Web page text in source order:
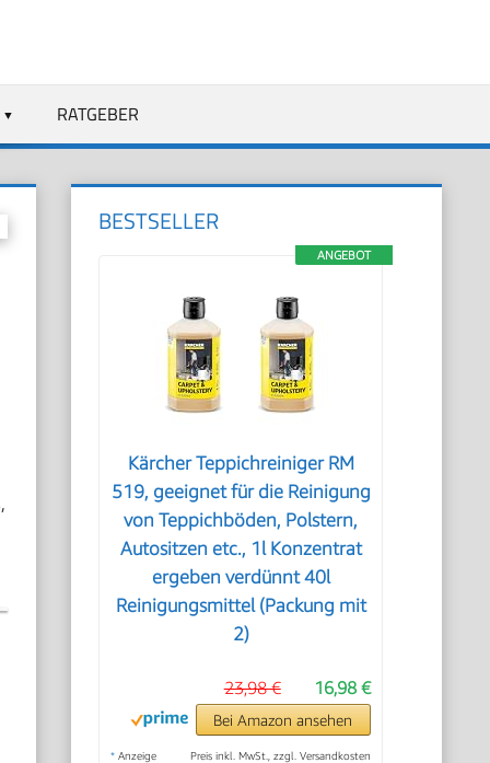
RATGEBER
BESTSELLER
ANGEBOT
Kärcher Teppichreiniger RM
519, geeignet für die Reinigung
von Teppichböden, Polstern,
Autositzen etc., 1l Konzentrat
ergeben verdünnt 40l
Reinigungsmittel (Packung mit
2)
16,98 €
23,98 €
Bei Amazon ansehen
* Anzeige Preis inkl. MwSt., zzgl. Versandkosten